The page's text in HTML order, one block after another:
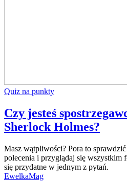
Quiz na punkty
Czy jesteś
Sherlock Holmes?
Masz wątpliwości? Pora to
polecenia i przyglądaj się wszystkim
się przydatne w jednym z pytań.
EwelkaMag